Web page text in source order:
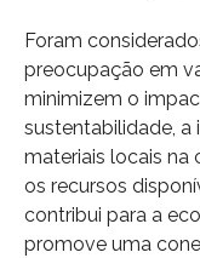
Foram
preocupação em
minimizem o
sustentabilidade,
materiais locais na
os recursos
contribui para a
promove uma